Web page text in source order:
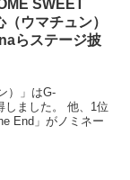
SWEET
ウマチュン）
らステージ披
）」はG-
しました。 他、1位
End」がノミネー